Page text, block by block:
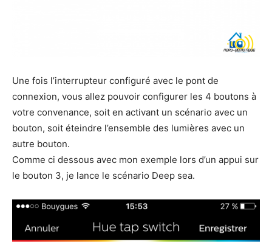
Une fois l’interrupteur configuré avec le pont de
connexion, vous allez pouvoir configurer les 4 boutons à
votre convenance, soit en activant un scénario avec un
bouton, soit éteindre l’ensemble des lumières avec un
autre bouton.
Comme ci dessous avec mon exemple lors d’un appui sur
le bouton 3, je lance le scénario Deep sea.